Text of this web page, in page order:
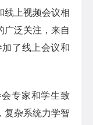
线上视频会议相
广泛关注，来自
了线上会议和
专家和学生致
复杂系统力学智